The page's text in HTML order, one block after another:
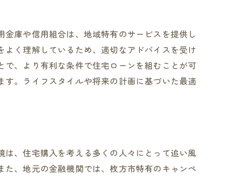
択
庫や信用組合は、地域特有のサービスを提供し
く理解しているため、適切なアドバイスを受け
、より有利な条件で住宅ローンを組むことが可
。ライフスタイルや将来の計画に基づいた最適
、住宅購入を考える多くの人々にとって追い風
、地元の金融機関では、枚方市特有のキャンペ